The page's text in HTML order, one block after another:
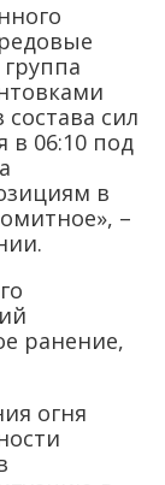
сил
в 06:10 под
в
–
ранение,
огня